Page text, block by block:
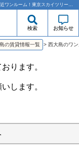
西大島のワンルーム賃貸マンション | 礼金0！バストイレ別の高層階駅近ワンルーム！東京スカイツリー眺望可！｜大雄開発株式会社
検索 お知らせ
の賃貸情報一覧 > 西大島のワ
ります。
します。